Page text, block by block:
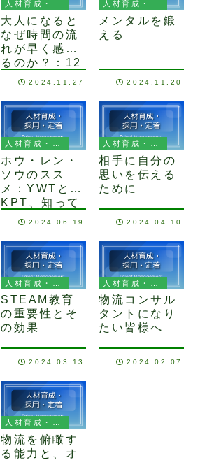
ントという仕
事。
大人になると
なぜ時間の流
れが早く感じ
るのか？：12
月は1年を振
しょう
2024.11.27
メンタルを鍛
える
2024.11.20
ホウ・レン・
ソウのスス
メ：YWTと
KPT、知って
いますか？
2024.06.19
相手に自分の
思いを伝える
ために
2024.04.10
STEAM教育
の重要性とそ
の効果
2024.03.13
物流コンサル
タントになり
たい皆様へ
2024.02.07
物流を俯瞰す
る能力と、オ